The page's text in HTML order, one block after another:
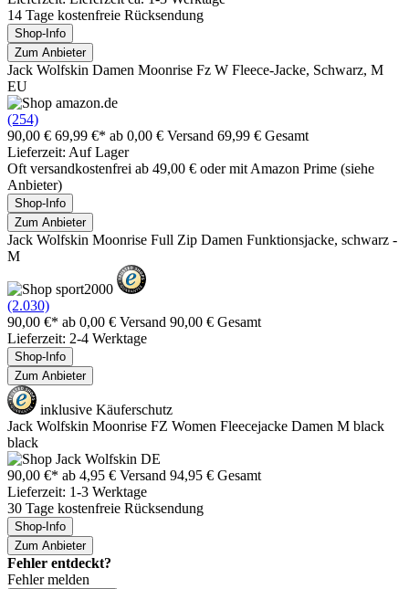
14 Tage kostenfreie Rücksendung
Shop-Info
Zum Anbieter
Jack Wolfskin Damen Moonrise Fz W Fleece-Jacke, Schwarz, M
EU
(254)
90,00 € 69,99 €* ab 0,00 € Versand 69,99 € Gesamt
Lieferzeit: Auf Lager
Oft versandkostenfrei ab 49,00 € oder mit Amazon Prime (siehe
Anbieter)
Shop-Info
Zum Anbieter
Jack Wolfskin Moonrise Full Zip Damen Funktionsjacke, schwarz -
M
(2.030)
90,00 €* ab 0,00 € Versand 90,00 € Gesamt
Lieferzeit: 2-4 Werktage
Shop-Info
Zum Anbieter
inklusive Käuferschutz
Jack Wolfskin Moonrise FZ Women Fleecejacke Damen M black
black
90,00 €* ab 4,95 € Versand 94,95 € Gesamt
Lieferzeit: 1-3 Werktage
30 Tage kostenfreie Rücksendung
Shop-Info
Zum Anbieter
Fehler entdeckt?
Fehler melden